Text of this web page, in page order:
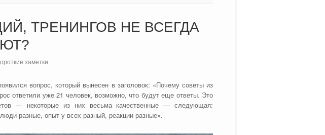
ТРЕНИНГОВ НЕ ВСЕГДА
заметки
вопрос, который вынесен в заголовок: «Почему советы из
ответили уже 21 человек, возможно, что будут еще ответы. Это
— некоторые из них весьма качественные — следующая:
разные, опыт у всех разный, реакции разные».